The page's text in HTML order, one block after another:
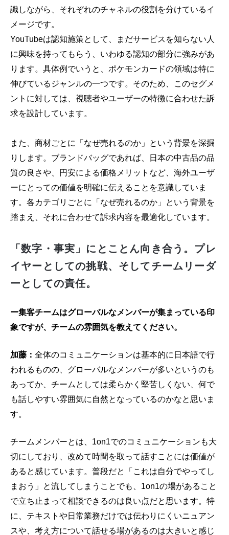
識しながら、それぞれのチャネルの役割を分けているイ
メージです。
YouTubeは認知施策として、まだサービスを知らない人
に興味を持ってもらう、いわゆる認知の部分に強みがあ
ります。具体例でいうと、ポケモンカードの領域は特に
伸びているジャンルの一つです。そのため、このセグメ
ントに対しては、視聴者やユーザーの特徴に合わせた訴
求を設計しています。
また、商材ごとに「なぜ売れるのか」という背景を深掘
りします。ブランドバッグであれば、日本の中古品の品
質の良さや、円安による価格メリットなど、海外ユーザ
ーにとっての価値を明確に伝えることを意識していま
す。各カテゴリごとに「なぜ売れるのか」という背景を
踏まえ、それに合わせて訴求内容を最適化しています。
「数字・事実」にとことん向き合う。プレ
イヤーとしての挑戦、そしてチームリーダ
ーとしての責任。
ー集客チームはグローバルなメンバーが集まっている印
象ですが、チームの雰囲気を教えてください。
加藤： 全体のコミュニケーションは基本的に日本語で行
われるものの、グローバルなメンバーが多いというのも
あってか、チームとしては柔らかく堅苦しくない、何で
も話しやすい雰囲気に自然となっているのかなと思いま
す。
チームメンバーとは、1on1でのコミュニケーションも大
切にしており、改めて時間を取って話すことには価値が
あると感じています。普段だと「これは自分でやってし
まおう」と流してしまうことでも、1on1の場があること
で立ち止まって相談できるのは良い点だと思います。特
に、テキストや日常業務だけでは伝わりにくいニュアン
スや、考え方について話せる場があるのは大きいと感じ